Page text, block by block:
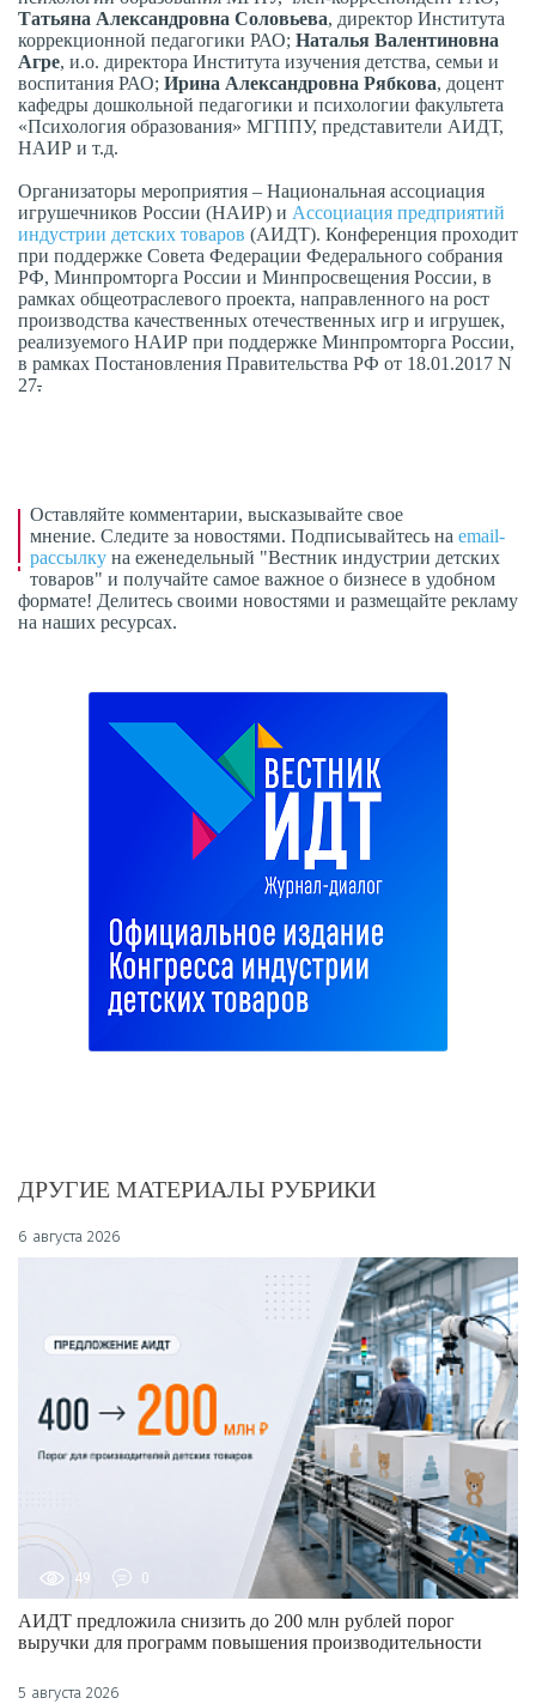
Татьяна Александровна Соловьева, директор Института
коррекционной педагогики РАО; Наталья Валентиновна
Агре, и.о. директора Института изучения детства, семьи и
воспитания РАО; Ирина Александровна Рябкова, доцент
кафедры дошкольной педагогики и психологии факультета
«Психология образования» МГППУ, представители АИДТ,
НАИР и т.д.
Организаторы мероприятия – Национальная ассоциация
игрушечников России (НАИР) и Ассоциация предприятий
индустрии детских товаров (АИДТ). Конференция проходит
при поддержке Совета Федерации Федерального собрания
РФ, Минпромторга России и Минпросвещения России, в
рамках общеотраслевого проекта, направленного на рост
производства качественных отечественных игр и игрушек,
реализуемого НАИР при поддержке Минпромторга России,
в рамках Постановления Правительства РФ от 18.01.2017 N
27.
Оставляйте комментарии, высказывайте свое
мнение. Следите за новостями. Подписывайтесь на email-
рассылку на еженедельный "Вестник индустрии детских
товаров" и получайте самое важное о бизнесе в удобном
формате! Делитесь своими новостями и размещайте рекламу
на наших ресурсах.
ДРУГИЕ МАТЕРИАЛЫ РУБРИКИ
6 августа 2026
49 0
АИДТ предложила снизить до 200 млн рублей порог
выручки для программ повышения производительности
5 августа 2026